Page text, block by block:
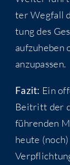
ter Weg­fall
tung des
auf­zu­he­ben
anzupassen.
Fazit: Ein
Bei­tritt der
füh­ren­den
heu­te